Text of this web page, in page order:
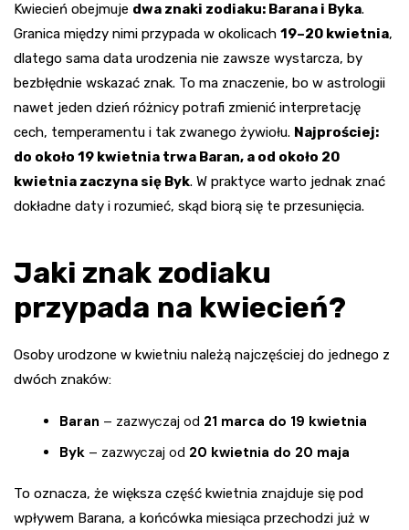
Kwiecień obejmuje dwa znaki zodiaku: Barana i Byka.
Granica między nimi przypada w okolicach 19–20 kwietnia,
dlatego sama data urodzenia nie zawsze wystarcza, by
bezbłędnie wskazać znak. To ma znaczenie, bo w astrologii
nawet jeden dzień różnicy potrafi zmienić interpretację
cech, temperamentu i tak zwanego żywiołu. Najprościej:
do około 19 kwietnia trwa Baran, a od około 20
kwietnia zaczyna się Byk. W praktyce warto jednak znać
dokładne daty i rozumieć, skąd biorą się te przesunięcia.
Jaki znak zodiaku
przypada na kwiecień?
Osoby urodzone w kwietniu należą najczęściej do jednego z
dwóch znaków:
Baran – zazwyczaj od 21 marca do 19 kwietnia
Byk – zazwyczaj od 20 kwietnia do 20 maja
To oznacza, że większa część kwietnia znajduje się pod
wpływem Barana, a końcówka miesiąca przechodzi już w